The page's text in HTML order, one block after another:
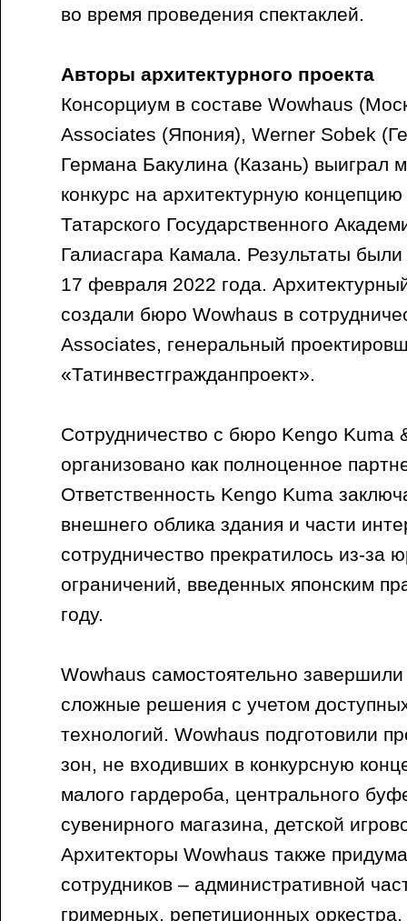
во время проведения спектаклей.
Авторы архитектурного проекта
Консорциум в составе Wowhaus
Associates (Япония), Werner Sobek
Германа Бакулина (Казань) выиграл
конкурс на архитектурную
Татарского Государственного
Галиасгара Камала. Результаты
17 февраля 2022 года.
создали бюро Wowhaus в
Associates, генеральный
«Татинвестгражданпроект».
Сотрудничество с бюро Kengo Kuma
организовано как полноценное
Ответственность Kengo Kuma
внешнего облика здания и части
сотрудничество прекратилось из-за
ограничений, введенных японским
году.
Wowhaus самостоятельно завершили
сложные решения с учетом
технологий. Wowhaus подготовили
зон, не входивших в конкурсную
малого гардероба, центрального
сувенирного магазина, детской
Архитекторы Wowhaus также
сотрудников – административной
гримерных, репетиционных оркестра,